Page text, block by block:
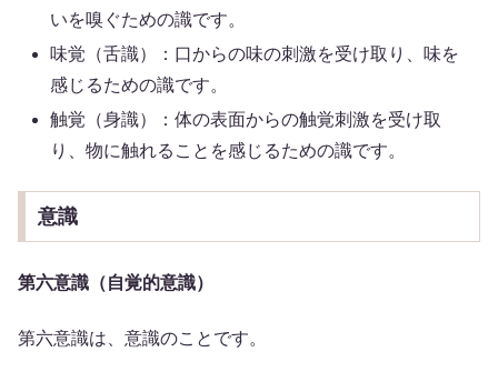
いを嗅ぐための識です。
味覚（舌識）：口からの味の刺激を受け取り、味を
感じるための識です。
触覚（身識）：体の表面からの触覚刺激を受け取
り、物に触れることを感じるための識です。
意識
第六意識（自覚的意識）
第六意識は、意識のことです。